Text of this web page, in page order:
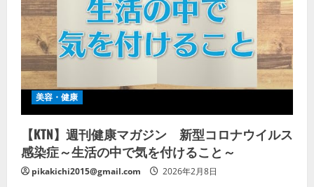
美容・健康
【KTN】週刊健康マガジン 新型コロナウイルス
感染症～生活の中で気を付けること～
pikakichi2015@gmail.com 2026年2月8日